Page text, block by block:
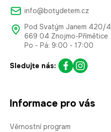
info@botydetem.cz
Pod Svatým Janem 420/4
669 04 Znojmo-Přímětice
Po - Pá: 9:00 - 17:00
Sledujte nás:
Informace pro vás
Věrnostní program